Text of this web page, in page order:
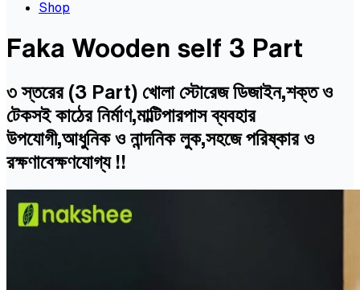
Shop
Faka Wooden self 3 Part
৩ স্তরের (3 Part) খোলা স্টোরেজ ডিজাইন,শক্ত ও
টেকসই কাঠের নির্মাণ,মাল্টিপারপাস ব্যবহার
উপযোগী,আধুনিক ও নান্দনিক লুক,সহজে পরিষ্কার ও
রক্ষণাবেক্ষণযোগ্য !!